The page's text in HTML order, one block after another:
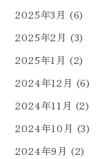
2025年3月 (6)
2025年2月 (3)
2025年1月 (2)
2024年12月 (6)
2024年11月 (2)
2024年10月 (3)
2024年9月 (2)